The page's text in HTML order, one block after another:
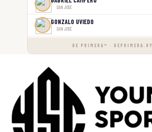
SAN JOSÉ
GONZALO UVIEDO
SAN JOSÉ
DE PRIMERA™ · DEPRIMERA.UY